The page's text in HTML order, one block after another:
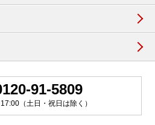
91-5809
（土日・祝日は除く）